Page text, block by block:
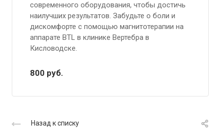
современного оборудования, чтобы достичь
наилучших результатов. Забудьте о боли и
дискомфорте с помощью магнитотерапии на
аппарате BTL в клинике Вертебра в
Кисловодске.
800 руб.
Назад к списку